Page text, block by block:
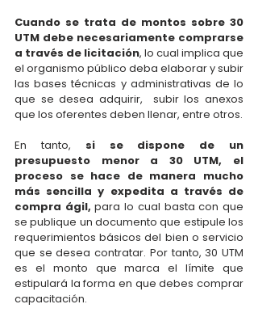
Cuando se trata de montos sobre 30
UTM debe necesariamente comprarse
a través de licitación, lo cual implica que
el organismo público deba elaborar y subir
las bases técnicas y administrativas de lo
que se desea adquirir,  subir los anexos
que los oferentes deben llenar, entre otros.
En tanto, si se dispone de un
presupuesto menor a 30 UTM, el
proceso se hace de manera mucho
más sencilla y expedita a través de
compra ágil, para lo cual basta con que
se publique un documento que estipule los
requerimientos básicos del bien o servicio
que se desea contratar. Por tanto, 30 UTM
es el monto que marca el límite que
estipulará la forma en que debes comprar
capacitación.